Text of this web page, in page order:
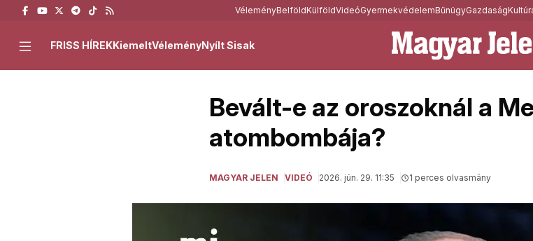
VéleményBelföldKülföldVideóGyermekvédelemBűnügyGazdaság
FRISS HÍREKKiemeltVéleményNyílt Sisak
Bevált-e az oroszoknál a
atombombája?
MAGYAR JELEN VIDEÓ 2026. jún. 29. 11:35 1 perces olvasmány